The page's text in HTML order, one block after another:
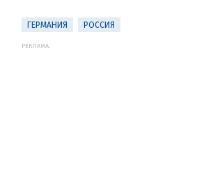
ГЕРМАНИЯ РОССИЯ
РЕКЛАМА: